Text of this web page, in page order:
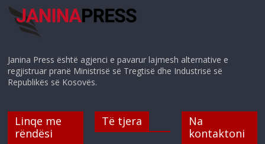
Janina Press është agjenci e pavarur lajmesh alternative e
regjistruar pranë Ministrisë së Tregtisë dhe Industrisë së
Republikës së Kosovës.
Linqe me
rëndësi
Të tjera
Na
kontaktoni